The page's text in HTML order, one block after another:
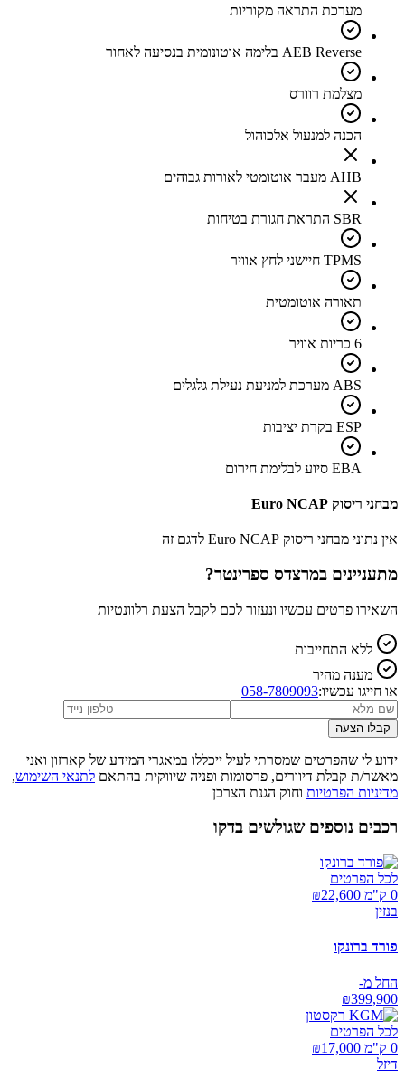
מערכת התראה מקוריות
AEB Reverse בלימה אוטונומית בנסיעה לאחור
מצלמת רוורס
הכנה למנעול אלכוהול
AHB מעבר אוטומטי לאורות גבוהים
SBR התראת חגורת בטיחות
TPMS חיישני לחץ אוויר
תאורה אוטומטית
6 כריות אוויר
ABS מערכת למניעת נעילת גלגלים
ESP בקרת יציבות
EBA סיוע לבלימת חירום
מבחני ריסוק Euro NCAP
אין נתוני מבחני ריסוק Euro NCAP לדגם זה
מתעניינים במרצדס ספרינטר?
השאירו פרטים עכשיו ונעזור לכם לקבל הצעת רלוונטיות
ללא התחייבות
מענה מהיר
או חייגו עכשיו:058-7809093
קבלו הצעה
ידוע לי שהפרטים שמסרתי לעיל ייכללו במאגרי המידע של קארזון ואני
מאשר/ת קבלת דיוורים, פרסומות ופניה שיווקית בהתאם לתנאי השימוש,
מדיניות הפרטיות וחוק הגנת הצרכן
רכבים נוספים שגולשים בדקו
לכל הפרטים
0 ק"מ ₪
22,600
בנזין
פורד ברונקו
החל מ-
₪399,900
לכל הפרטים
0 ק"מ ₪
17,000
דיזל